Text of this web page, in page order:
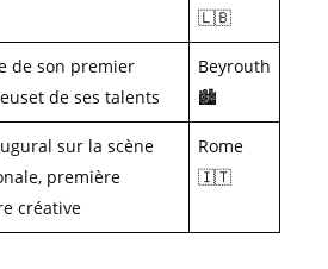
🇱🇧
de son premier
de ses talents
Beyrouth
🏙️
sur la scène
première
créative
Rome
🇮🇹